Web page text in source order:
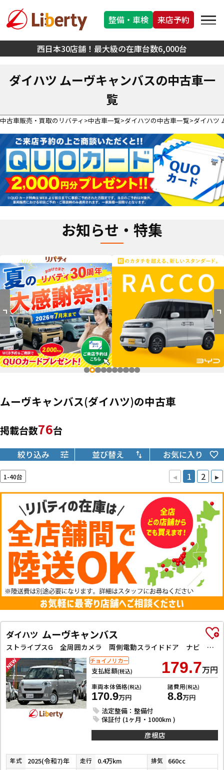
西日本30店舗！最大級の在庫台数6,000台
整備・車検 来店予約
ダイハツ ムーヴキャンバスの中古車一
覧
中古車販売・買取のリバティ 中古車一覧 ダイハツの中古車一覧 ダイハツ
お知らせ・特集
ムーヴキャンバス(ダイハツ)の中古車
掲載台数76台
絞り込み 並び替え お気に入り
1-40台 ◂ 1 2 ▸
ダイハツ ムーヴキャンバス
ストライプスG 全周囲カメラ 両側電動スライドドア ナビ TV クリアランスソナー 衝突被害軽減システム スマートキー アイドリングストップ 電動格納ミラー シートヒーター ベンチシート CVT ESC
支払総額(税込) 179.7万円
車両本体価格(税込)
170.9万円
諸費用(税込)
8.8万円
法定整備：整備付
保証付 (1ヶ月・1000km )
チョイノリカー
彦根店
年式 2025(令和7)年 走行 0.4万km 排気 660cc